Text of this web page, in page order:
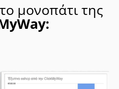
μονοπάτι της